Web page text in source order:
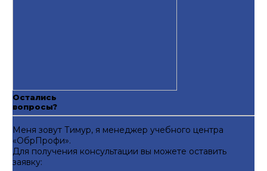
Остались
вопросы?
Меня зовут Тимур, я менеджер учебного центра
«ОбрПрофи».
Для получения консультации вы можете оставить
заявку: